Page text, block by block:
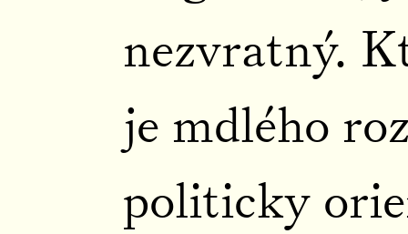
nezvratný.
je mdlého
politicky